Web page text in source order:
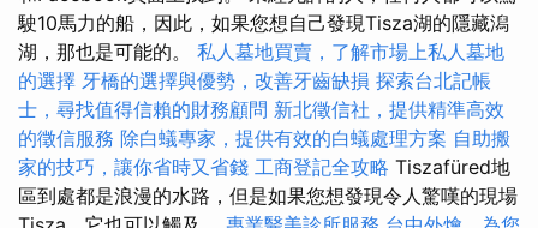
駛10馬力的船，因此，如果您想自己發現Tisza湖的隱藏潟
湖，那也是可能的。 私人墓地買賣，了解市場上私人墓地
的選擇 牙橋的選擇與優勢，改善牙齒缺損 探索台北記帳
士，尋找值得信賴的財務顧問 新北徵信社，提供精準高效
的徵信服務 除白蟻專家，提供有效的白蟻處理方案 自助搬
家的技巧，讓你省時又省錢 工商登記全攻略 Tiszafüred地
區到處都是浪漫的水路，但是如果您想發現令人驚嘆的現場